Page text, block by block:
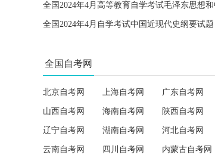
全国2024年4月自学考试中国近现代史纲要试题
全国自考网
北京自考网 上海自考网 广东自考网
山西自考网 海南自考网 陕西自考网
辽宁自考网 湖南自考网 河北自考网
云南自考网 四川自考网 内蒙古自考网